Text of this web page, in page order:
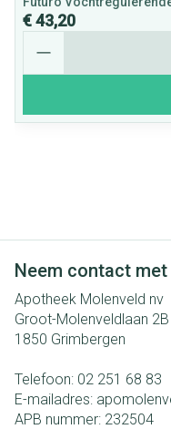
€ 43,20
Neem contact
Apotheek Molenveld nv
Groot-Molenveldlaan 2B
1850 Grimbergen
Telefoon: 02 251 68 83
E-mailadres:
APB nummer: 232504